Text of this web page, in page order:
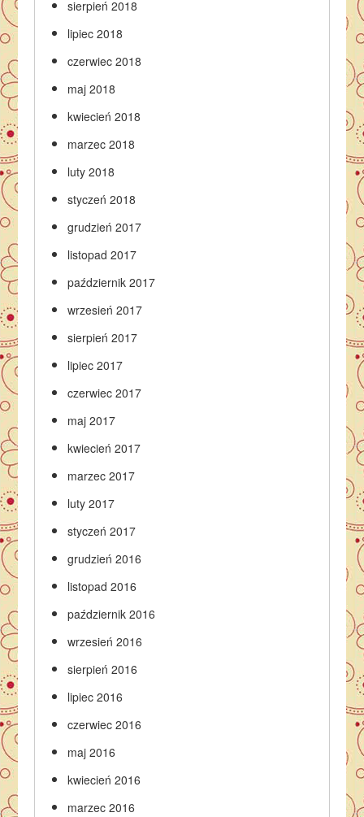
sierpień 2018
lipiec 2018
czerwiec 2018
maj 2018
kwiecień 2018
marzec 2018
luty 2018
styczeń 2018
grudzień 2017
listopad 2017
październik 2017
wrzesień 2017
sierpień 2017
lipiec 2017
czerwiec 2017
maj 2017
kwiecień 2017
marzec 2017
luty 2017
styczeń 2017
grudzień 2016
listopad 2016
październik 2016
wrzesień 2016
sierpień 2016
lipiec 2016
czerwiec 2016
maj 2016
kwiecień 2016
marzec 2016